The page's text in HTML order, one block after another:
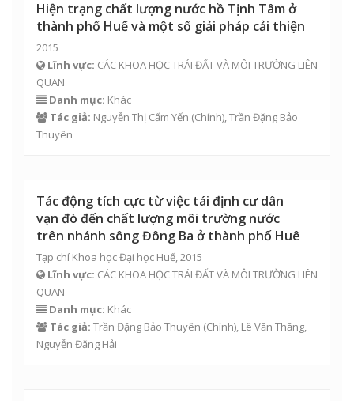
Hiện trạng chất lượng nước hồ Tịnh Tâm ở
thành phố Huế và một số giải pháp cải thiện
2015
Lĩnh vực: CÁC KHOA HỌC TRÁI ĐẤT VÀ MÔI TRƯỜNG LIÊN
QUAN
Danh mục: Khác
Tác giả: Nguyễn Thị Cẩm Yến (Chính),Trần Đặng Bảo
Thuyên
Tác động tích cực từ việc tái định cư dân
vạn đò đến chất lượng môi trường nước
trên nhánh sông Đông Ba ở thành phố Huê
Tạp chí Khoa học Đại học Huế, 2015
Lĩnh vực: CÁC KHOA HỌC TRÁI ĐẤT VÀ MÔI TRƯỜNG LIÊN
QUAN
Danh mục: Khác
Tác giả: Trần Đặng Bảo Thuyên (Chính), Lê Văn Thăng,
Nguyễn Đăng Hải